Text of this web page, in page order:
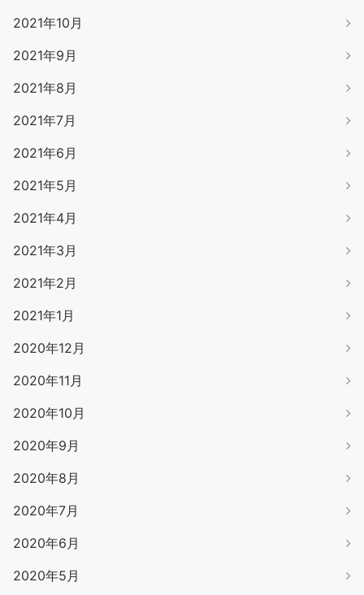
2021年10月
2021年9月
2021年8月
2021年7月
2021年6月
2021年5月
2021年4月
2021年3月
2021年2月
2021年1月
2020年12月
2020年11月
2020年10月
2020年9月
2020年8月
2020年7月
2020年6月
2020年5月